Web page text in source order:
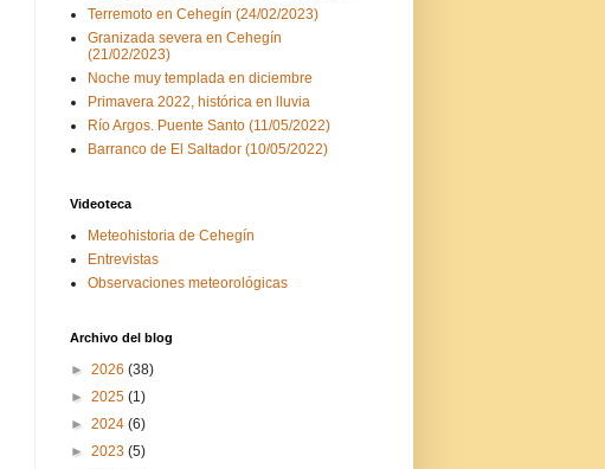
Terremoto en Cehegín (24/02/2023)
Granizada severa en Cehegín
(21/02/2023)
Noche muy templada en diciembre
Primavera 2022, histórica en lluvia
Río Argos. Puente Santo (11/05/2022)
Barranco de El Saltador (10/05/2022)
Videoteca
Meteohistoria de Cehegín
Entrevistas
Observaciones meteorológicas
Archivo del blog
► 2026 (38)
► 2025 (1)
► 2024 (6)
► 2023 (5)